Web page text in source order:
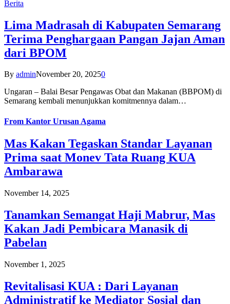
Berita
Lima Madrasah di Kabupaten Semarang
Terima Penghargaan Pangan Jajan Aman
dari BPOM
By adminNovember 20, 20250
Ungaran – Balai Besar Pengawas Obat dan Makanan (BBPOM) di
Semarang kembali menunjukkan komitmennya dalam…
From Kantor Urusan Agama
Mas Kakan Tegaskan Standar Layanan
Prima saat Monev Tata Ruang KUA
Ambarawa
November 14, 2025
Tanamkan Semangat Haji Mabrur, Mas
Kakan Jadi Pembicara Manasik di
Pabelan
November 1, 2025
Revitalisasi KUA : Dari Layanan
Administratif ke Mediator Sosial dan